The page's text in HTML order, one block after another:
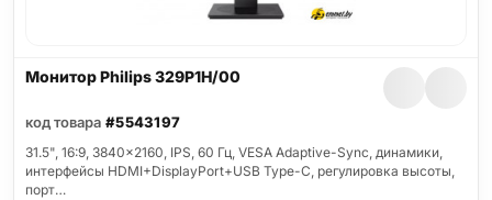
Монитор Philips 329P1H/00
код товара #5543197
31.5", 16:9, 3840x2160, IPS, 60 Гц, VESA Adaptive-Sync, динамики,
интерфейсы HDMI+DisplayPort+USB Type-C, регулировка высоты,
порт…